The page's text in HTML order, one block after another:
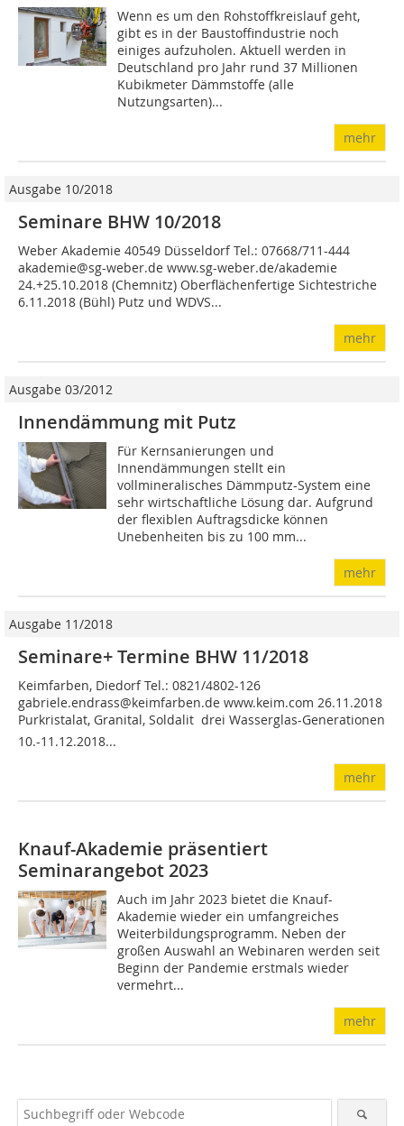
Wenn es um den Rohstoffkreislauf geht,
gibt es in der Baustoffindustrie noch
einiges aufzuholen. Aktuell werden in
Deutschland pro Jahr rund 37 Millionen
Kubikmeter Dämmstoffe (alle
Nutzungsarten)...
mehr
Ausgabe 10/2018
Seminare BHW 10/2018
Weber Akademie 40549 Düsseldorf Tel.: 07668/711-444
akademie@sg-weber.de www.sg-weber.de/akademie
24.+25.10.2018 (Chemnitz) Oberflächenfertige Sichtestriche
6.11.2018 (Bühl) Putz und WDVS...
mehr
Ausgabe 03/2012
Innendämmung mit Putz
Für Kernsanierungen und
Innendämmungen stellt ein
vollmineralisches Dämmputz-System eine
sehr wirtschaftliche Lösung dar. Aufgrund
der flexiblen Auftragsdicke können
Unebenheiten bis zu 100 mm...
mehr
Ausgabe 11/2018
Seminare+ Termine BHW 11/2018
Keimfarben, Diedorf Tel.: 0821/4802-126
gabriele.endrass@keimfarben.de www.keim.com 26.11.2018
Purkristalat, Granital, Soldalit  drei Wasserglas-Generationen
10.-11.12.2018...
mehr
Knauf-Akademie präsentiert
Seminarangebot 2023
Auch im Jahr 2023 bietet die Knauf-
Akademie wieder ein umfangreiches
Weiterbildungsprogramm. Neben der
großen Auswahl an Webinaren werden seit
Beginn der Pandemie erstmals wieder
vermehrt...
mehr